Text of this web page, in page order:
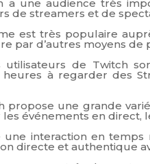
a une audience très
de streamers et de
est très populaire
par d’autres moyens de
utilisateurs de Twitch
à regarder des
propose une grande
les événements en
une interaction en
directe et authentique